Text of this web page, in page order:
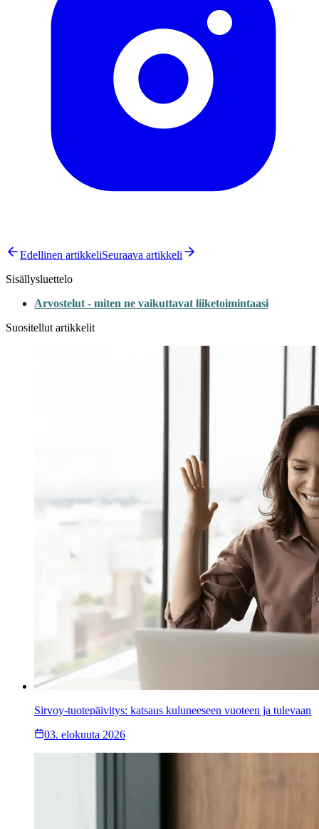
Edellinen artikkeliSeuraava artikkeli
Sisällysluettelo
Arvostelut - miten ne vaikuttavat liiketoimintaasi
Suositellut artikkelit
Sirvoy-tuotepäivitys: katsaus kuluneeseen vuoteen ja tulevaan
03. elokuuta 2026